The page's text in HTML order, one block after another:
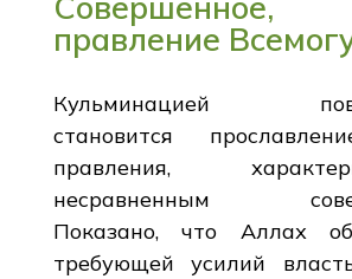
правление
Кульминацией
становится
правления,
несравненным
Показано, что Аллах
требующей усилий